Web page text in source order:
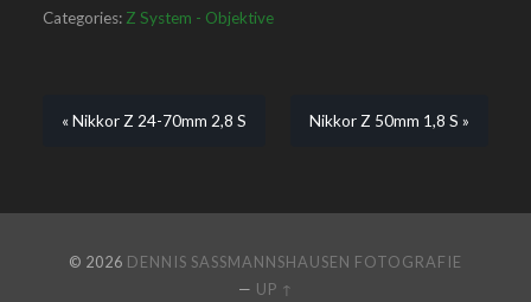
Categories: Z System - Objektive
« Nikkor Z 24-70mm 2,8 S Nikkor Z 50mm 1,8 S »
© 2026 DENNIS SASSMANNSHAUSEN FOTOGRAFIE
— UP ↑